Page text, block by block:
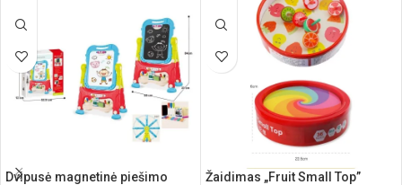
metų
Elementai: 3 x AA (nepridedamos)
Dvipusė magnetinė piešimo
Žaidimas „Fruit Small Top”